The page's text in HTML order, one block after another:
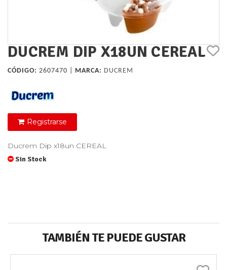
DUCREM DIP X18UN CEREAL
CÓDIGO: 2607470 | MARCA: DUCREM
Registrarse
Ducrem Dip x18un CEREAL
Sin Stock
TAMBIÉN TE PUEDE GUSTAR